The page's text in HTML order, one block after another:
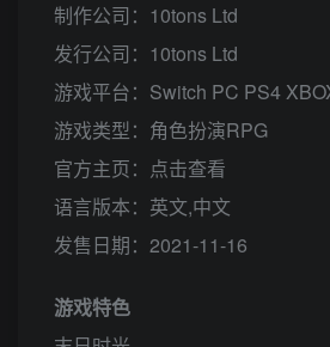
制作公司：10tons Ltd
发行公司：10tons Ltd
游戏平台：Switch PC PS4
游戏类型：角色扮演RPG
官方主页：点击查看
语言版本：英文,中文
发售日期：2021-11-16
游戏特色